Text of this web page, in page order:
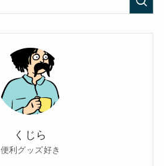
くじら
便利グッズ好き